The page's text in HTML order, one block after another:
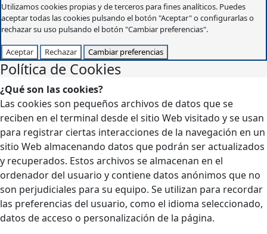
Utilizamos cookies propias y de terceros para fines analíticos. Puedes
aceptar todas las cookies pulsando el botón "Aceptar" o configurarlas o
rechazar su uso pulsando el botón "Cambiar preferencias".
Aceptar Rechazar Cambiar preferencias
Política de Cookies
¿Qué son las cookies?
Las cookies son pequeños archivos de datos que se
reciben en el terminal desde el sitio Web visitado y se usan
para registrar ciertas interacciones de la navegación en un
sitio Web almacenando datos que podrán ser actualizados
y recuperados. Estos archivos se almacenan en el
ordenador del usuario y contiene datos anónimos que no
son perjudiciales para su equipo. Se utilizan para recordar
las preferencias del usuario, como el idioma seleccionado,
datos de acceso o personalización de la página.